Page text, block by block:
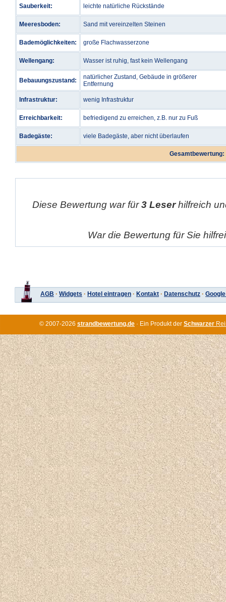
Sauberkeit: leichte natürliche Rückstände
Meeresboden: Sand mit vereinzelten Steinen
Bademöglichkeiten: große Flachwasserzone
Wellengang: Wasser ist ruhig, fast kein Wellengang
Bebauungszustand:
natürlicher Zustand, Gebäude in größerer
Entfernung
Infrastruktur: wenig Infrastruktur
Erreichbarkeit: befriedigend zu erreichen, z.B. nur zu Fuß
Badegäste: viele Badegäste, aber nicht überlaufen
Gesamtbewertung:
Diese Bewertung war für3 Leserhilfreich
War die Bewertung für Sie
AGB · Widgets · Hotel eintragen · Kontakt · Datenschutz ·
© 2007-2026 strandbewertung.de · Ein Produkt der Schwarzer